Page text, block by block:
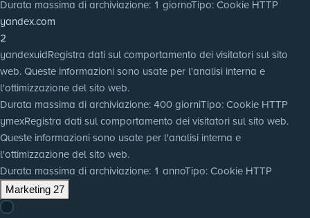
Durata massima di archiviazione: 1 giornoTipo: Cookie HTTP
yandex.com
2
yandexuidRegistra dati sul comportamento dei visitatori sul sito
web. Queste informazioni sono usate per l'analisi interna e
l'ottimizzazione del sito web.
Durata massima di archiviazione: 400 giorniTipo: Cookie HTTP
ymexRegistra dati sul comportamento dei visitatori sul sito web.
Queste informazioni sono usate per l'analisi interna e
l'ottimizzazione del sito web.
Durata massima di archiviazione: 1 annoTipo: Cookie HTTP
Marketing 27